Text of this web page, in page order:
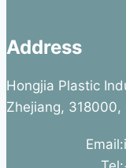
Address
Hongjia Plastic
Zhejiang, 318000,